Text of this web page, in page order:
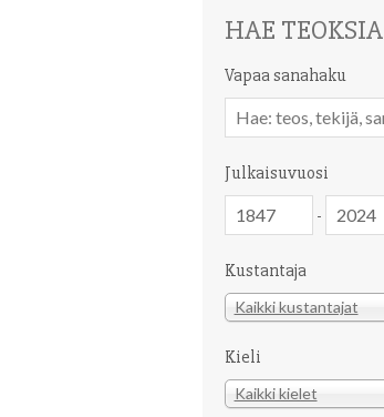
HAE TEOKSIA
Vapaa sanahaku
sanahaku
Julkaisuvuosi
-
Kustantaja
Kustantaja
Kaikki kustantajat
Kieli
Kieli
Kaikki kielet